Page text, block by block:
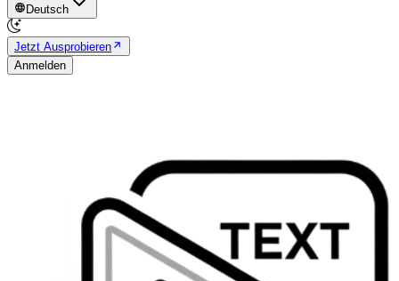
Deutsch
Jetzt Ausprobieren
Anmelden